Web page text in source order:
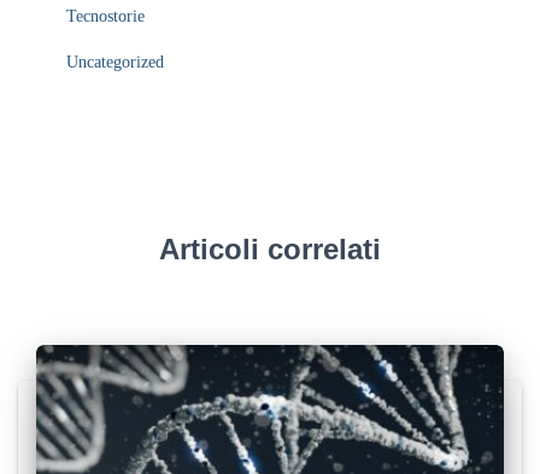
Tecnostorie
Uncategorized
Articoli correlati